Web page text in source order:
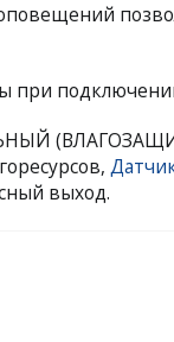
при
выход.